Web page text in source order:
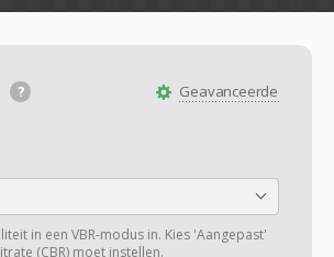
Geavanceerde
in een VBR-modus in. Kies 'Aangepast'
(CBR) moet instellen.